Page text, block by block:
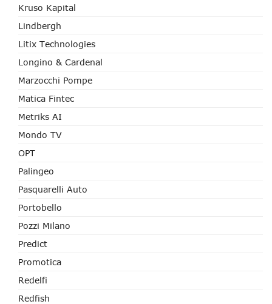
Kruso Kapital
Lindbergh
Litix Technologies
Longino & Cardenal
Marzocchi Pompe
Matica Fintec
Metriks AI
Mondo TV
OPT
Palingeo
Pasquarelli Auto
Portobello
Pozzi Milano
Predict
Promotica
Redelfi
Redfish